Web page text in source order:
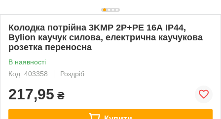
Колодка потрійна 3KMP 2Р+РЕ 16А IP44,
Bylion каучук силова, електрична каучукова
розетка переносна
В наявності
Код: 403358
Роздріб
217,95 ₴